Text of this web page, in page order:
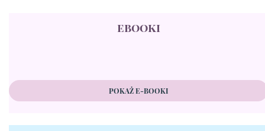
ebooki
POKAŻ E-BOOKI